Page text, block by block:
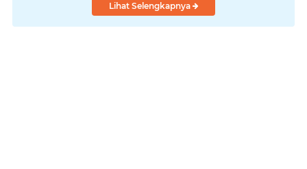
Lihat Selengkapnya